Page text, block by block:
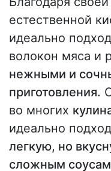
естественной
идеально
волокон мяса и
нежными и
приготовления.
во многих
идеально
легкую, но
сложным